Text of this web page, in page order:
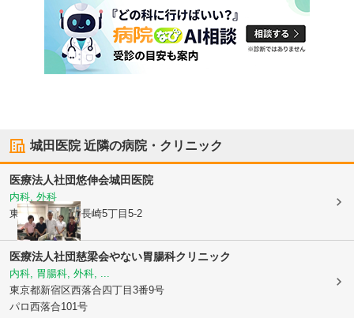
城田医院近隣の病院・クリニック
医療法人社団悠伸会城田医院
内科, 外科
東京都豊島区南長崎5丁目5-2
医療法人社団慈梁会やない胃腸科クリニック
内科, 胃腸科, 外科, ...
東京都新宿区西落合四丁目3番9号
パロ西落合101号